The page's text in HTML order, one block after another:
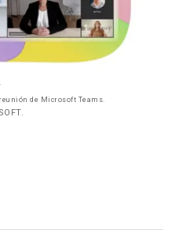
de Microsoft Teams.